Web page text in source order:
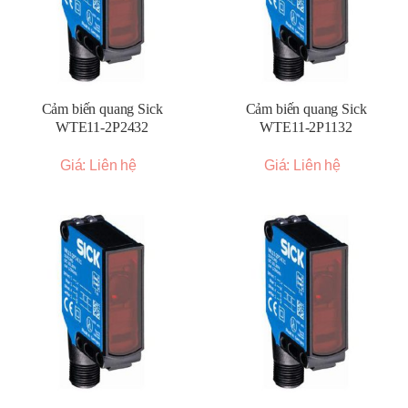
Cảm biến quang Sick
WTE11-2P2432
Giá: Liên hệ
Cảm biến quang Sick
WTE11-2P1132
Giá: Liên hệ